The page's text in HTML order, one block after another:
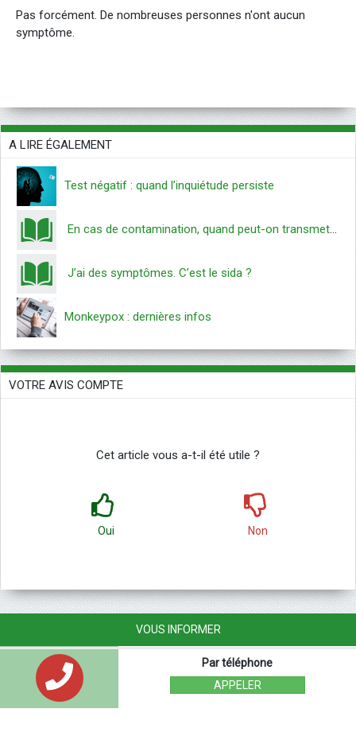
Pas forcément. De nombreuses personnes n'ont aucun
symptôme.
A LIRE ÉGALEMENT
Test négatif : quand l’inquiétude persiste
En cas de contamination, quand peut-on transmettre le virus du sida ?
J’ai des symptômes. C’est le sida ?
Monkeypox : dernières infos
VOTRE AVIS COMPTE
Cet article vous a-t-il été utile ?
Oui Non
VOUS INFORMER
Par téléphone
APPELER